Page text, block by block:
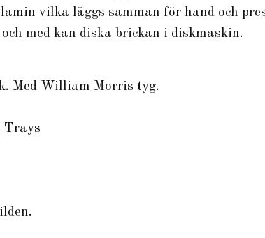
vilka läggs samman för hand och
med kan diska brickan i diskmaskin.
Med William Morris tyg.
Trays